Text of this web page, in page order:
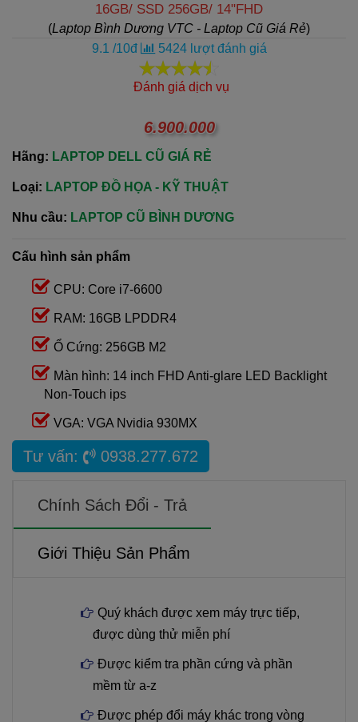
16GB/ SSD 256GB/ 14"FHD
(Laptop Bình Dương VTC - Laptop Cũ Giá Rẻ)
9.1 /10đ 5424 lượt đánh giá
Đánh giá dịch vụ
6.900.000
Hãng: LAPTOP DELL CŨ GIÁ RẺ
Loại: LAPTOP ĐỒ HỌA - KỸ THUẬT
Nhu cầu: LAPTOP CŨ BÌNH DƯƠNG
Cấu hình sản phẩm
CPU: Core i7-6600
RAM: 16GB LPDDR4
Ổ Cứng: 256GB M2
Màn hình: 14 inch FHD Anti-glare LED Backlight
Non-Touch ips
VGA: VGA Nvidia 930MX
Tư vấn: 0938.277.672
Chính Sách Đổi - Trả
Giới Thiệu Sản Phẩm
Quý khách được xem máy trực tiếp,
được dùng thử miễn phí
Được kiểm tra phần cứng và phần
mềm từ a-z
Được phép đổi máy khác trong vòng